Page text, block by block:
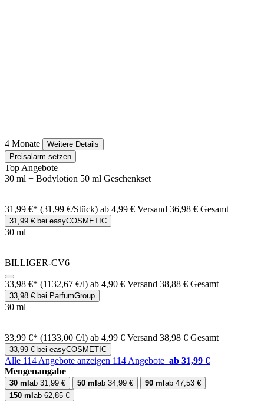
4 Monate
Weitere Details
Preisalarm setzen
Top Angebote
30 ml + Bodylotion 50 ml Geschenkset
31,99 €* (31,99 €/Stück) ab 4,99 € Versand 36,98 € Gesamt
31,99 € bei easyCOSMETIC
30 ml
BILLIGER-CV6
33,98 €* (1132,67 €/l) ab 4,90 € Versand 38,88 € Gesamt
33,98 € bei ParfumGroup
30 ml
33,99 €* (1133,00 €/l) ab 4,99 € Versand 38,98 € Gesamt
33,99 € bei easyCOSMETIC
Alle 114 Angebote anzeigen 114 Angebote ab 31,99 €
Mengenangabe
30 ml ab 31,99 € 50 ml ab 34,99 € 90 ml ab 47,53 €
150 ml ab 62,85 €